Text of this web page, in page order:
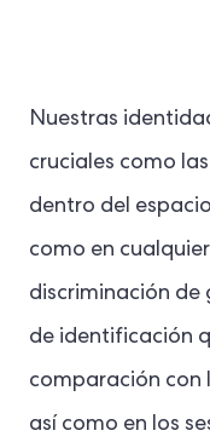
Nuestras
cruciales como
dentro del
como en
discriminación de
de identificación
comparación con
así como en los